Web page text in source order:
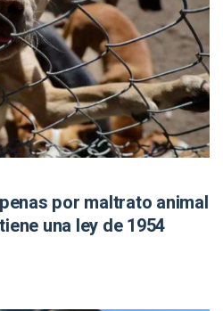
por maltrato animal
una ley de 1954